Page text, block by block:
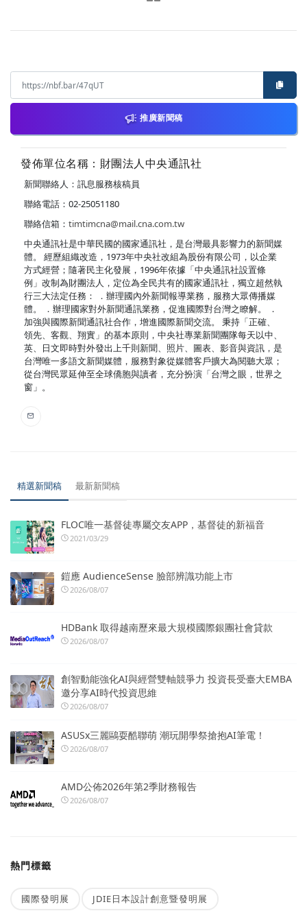
推廣新聞稿
發佈單位名稱：財團法人中央通訊社
新聞聯絡人：訊息服務核稿員
聯絡電話：02-25051180
聯絡信箱： timtimcna@mail.cna.com.tw
中央通訊社是中華民國的國家通訊社，是台灣最具影響力的新聞媒
體。 經歷組織改造，1973年中央社改組為股份有限公司，以企業
方式經營；隨著民主化發展，1996年依據「中央通訊社設置條
例」改制為財團法人，定位為全民共有的國家通訊社，獨立超然執
行三大法定任務： ．辦理國內外新聞報導業務，服務大眾傳播媒
體。 ．辦理國家對外新聞通訊業務，促進國際對台灣之瞭解。 ．
加強與國際新聞通訊社合作，增進國際新聞交流。 秉持「正確、
領先、客觀、翔實」的基本原則，中央社專業新聞團隊每天以中、
英、日文即時對外發出上千則新聞、照片、圖表、影音與資訊，是
台灣唯一多語文新聞媒體，服務對象從媒體客戶擴大為閱聽大眾；
從台灣民眾延伸至全球僑胞與讀者，充分扮演「台灣之眼，世界之
窗」。
精選新聞稿 最新新聞稿
FLOC唯一基督徒專屬交友APP，基督徒的新福音
2021/03/29
鎧應 AudienceSense 臉部辨識功能上市
2026/08/07
HDBank 取得越南歷來最大規模國際銀團社會貸款
2026/08/07
創智動能強化AI與經營雙軸競爭力 投資長受臺大EMBA
邀分享AI時代投資思維
2026/08/07
ASUSx三麗鷗耍酷聯萌 潮玩開學祭搶抱AI筆電！
2026/08/07
AMD公佈2026年第2季財務報告
2026/08/07
熱門標籤
國際發明展 JDIE日本設計創意暨發明展